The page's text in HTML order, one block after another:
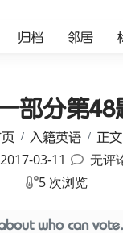
归档 邻居
部分第48
入籍英语 正文
2017-03-11
无评
5 次浏览
who can